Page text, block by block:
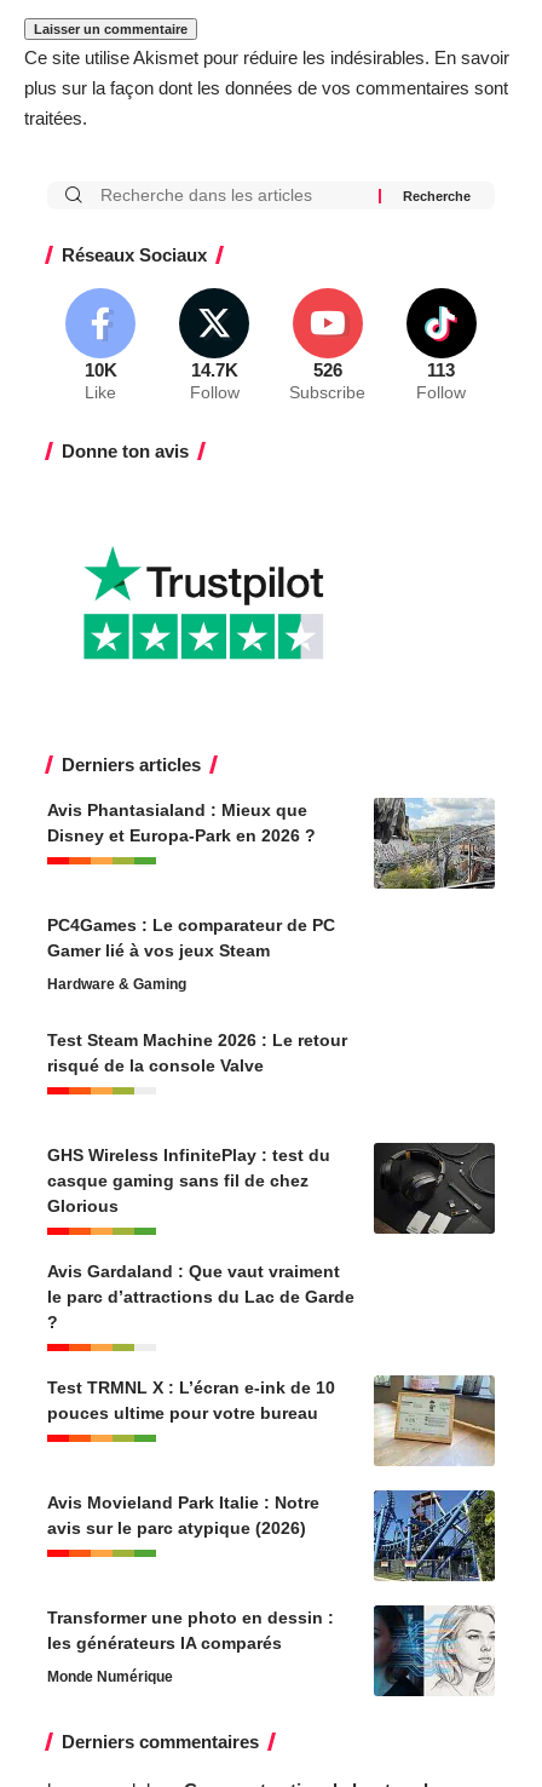
Ce site utilise Akismet pour réduire les indésirables. En savoir
plus sur la façon dont les données de vos commentaires sont
traitées.
Réseaux Sociaux
10K
Like
14.7K
Follow
526
Subscribe
113
Follow
Donne ton avis
Derniers articles
Avis Phantasialand : Mieux que
Disney et Europa-Park en 2026 ?
PC4Games : Le comparateur de PC
Gamer lié à vos jeux Steam
Hardware & Gaming
Test Steam Machine 2026 : Le retour
risqué de la console Valve
GHS Wireless InfinitePlay : test du
casque gaming sans fil de chez
Glorious
Avis Gardaland : Que vaut vraiment
le parc d’attractions du Lac de Garde
?
Test TRMNL X : L’écran e-ink de 10
pouces ultime pour votre bureau
Avis Movieland Park Italie : Notre
avis sur le parc atypique (2026)
Transformer une photo en dessin :
les générateurs IA comparés
Monde Numérique
Derniers commentaires